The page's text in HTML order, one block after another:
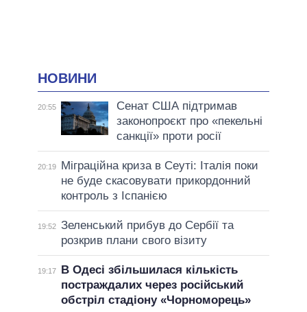
НОВИНИ
20:55
Сенат США підтримав
законопроєкт про «пекельні
санкції» проти росії
20:19
Міграційна криза в Сеуті: Італія поки
не буде скасовувати прикордонний
контроль з Іспанією
19:52 Зеленський прибув до Сербії та
розкрив плани свого візиту
19:17
В Одесі збільшилася кількість
постраждалих через російський
обстріл стадіону «Чорноморець»